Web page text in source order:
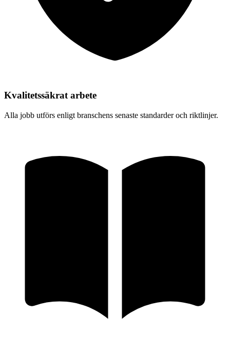
Kvalitetssäkrat arbete
Alla jobb utförs enligt branschens senaste standarder och riktlinjer.